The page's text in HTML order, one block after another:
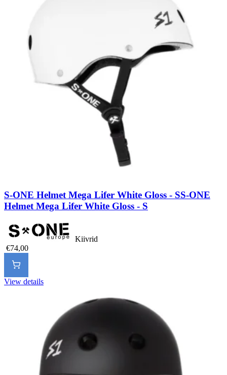
S-ONE Helmet Mega Lifer White Gloss - SS-ONE
Helmet Mega Lifer White Gloss - S
Kiivrid
€74,00
View details